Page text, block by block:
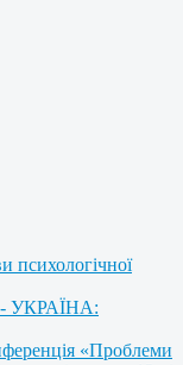
психологічної
УКРАЇНА:
«Проблеми